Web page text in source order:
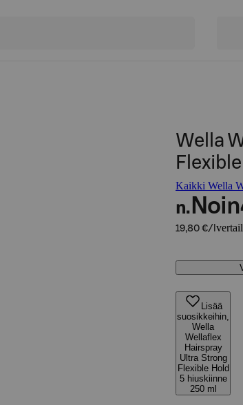
Wella
Kaikki Wella
n. Noin
19,80 €/l
Lisää
suosikkeihin,
Wella
Wellaflex
Hairspray
Ultra Strong
Flexible Hold
5 hiuskiinne
250 ml